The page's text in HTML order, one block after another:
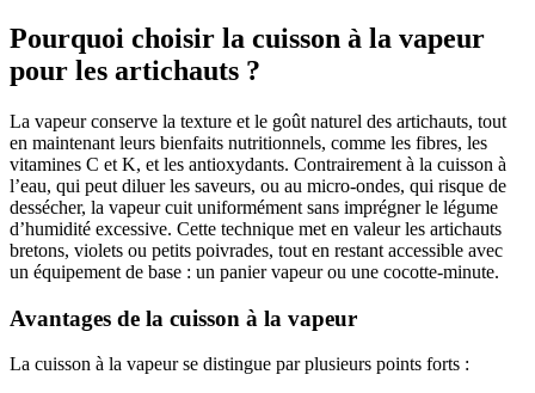
Pourquoi choisir la cuisson à la vapeur
pour les artichauts ?
La vapeur conserve la texture et le goût naturel des artichauts, tout
en maintenant leurs bienfaits nutritionnels, comme les fibres, les
vitamines C et K, et les antioxydants. Contrairement à la cuisson à
l’eau, qui peut diluer les saveurs, ou au micro-ondes, qui risque de
dessécher, la vapeur cuit uniformément sans imprégner le légume
d’humidité excessive. Cette technique met en valeur les artichauts
bretons, violets ou petits poivrades, tout en restant accessible avec
un équipement de base : un panier vapeur ou une cocotte-minute.
Avantages de la cuisson à la vapeur
La cuisson à la vapeur se distingue par plusieurs points forts :